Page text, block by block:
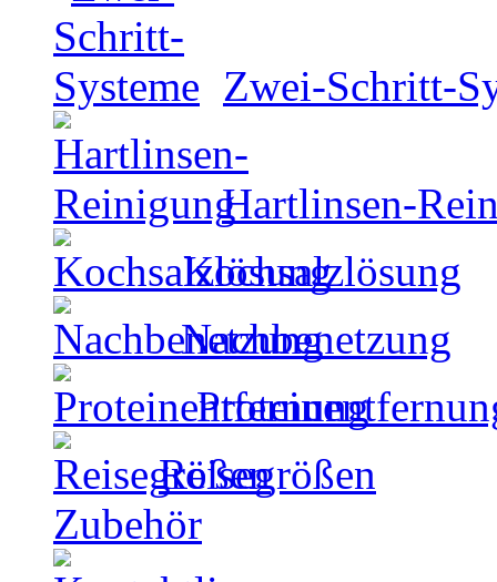
Zwei-Schritt-
Hartlinsen-
Kochsalzlösung
Nachbenetzung
Reisegrößen
Zubehör